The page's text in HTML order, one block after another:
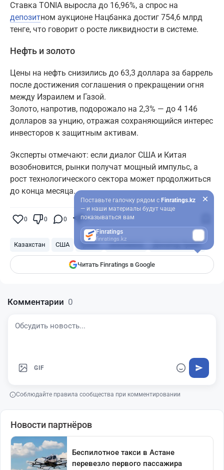
Ставка TONIA выросла до 16,96%, а спрос на
депозитном аукционе Нацбанка достиг 754,6 млрд
тенге, что говорит о росте ликвидности в системе.
Нефть и золото
Цены на нефть снизились до 63,3 доллара за баррель
после достижения соглашения о прекращении огня
между Израилем и Газой.
Золото, напротив, подорожало на 2,3% — до 4 146
долларов за унцию, отражая сохраняющийся интерес
инвесторов к защитным активам.
Эксперты отмечают: если диалог США и Китая
возобновится, рынки получат мощный импульс, а
рост технологического сектора может продолжиться
до конца месяца.
0 0 0 0
Казахстан США Трамп экономика Дональд Трамп
Читать Finratings в Google
Поставьте галочку рядом с Finratings.kz
— и наши материалы будут чаще
показываться вам
Finratings
finratings.kz
Комментарии 0
GIF
Соблюдайте правила сообщества при комментировании